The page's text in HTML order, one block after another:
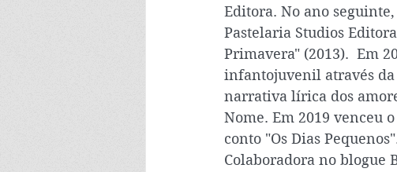
Editora. No ano
Pastelaria Studios
Primavera" (2013).  Em
infantojuvenil através da
narrativa lírica dos
Nome. Em 2019
conto "Os Dias
Colaboradora no blogue